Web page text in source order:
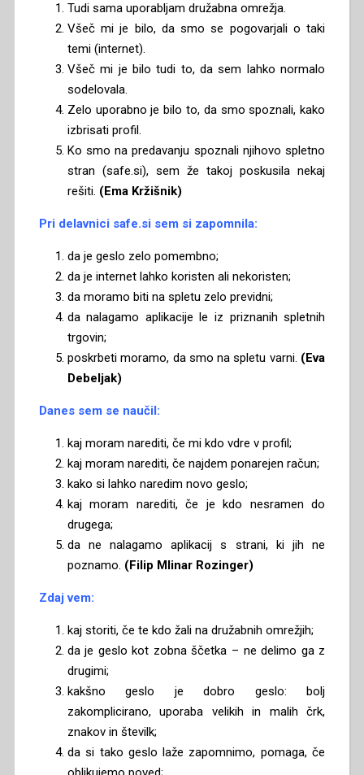
Tudi sama uporabljam družabna omrežja.
Všeč mi je bilo, da smo se pogovarjali o taki
temi (internet).
Všeč mi je bilo tudi to, da sem lahko normalo
sodelovala.
Zelo uporabno je bilo to, da smo spoznali, kako
izbrisati profil.
Ko smo na predavanju spoznali njihovo spletno
stran (safe.si), sem že takoj poskusila nekaj
rešiti. (Ema Kržišnik)
Pri delavnici safe.si sem si zapomnila:
da je geslo zelo pomembno;
da je internet lahko koristen ali nekoristen;
da moramo biti na spletu zelo previdni;
da nalagamo aplikacije le iz priznanih spletnih
trgovin;
poskrbeti moramo, da smo na spletu varni. (Eva
Debeljak)
Danes sem se naučil:
kaj moram narediti, če mi kdo vdre v profil;
kaj moram narediti, če najdem ponarejen račun;
kako si lahko naredim novo geslo;
kaj moram narediti, če je kdo nesramen do
drugega;
da ne nalagamo aplikacij s strani, ki jih ne
poznamo. (Filip Mlinar Rozinger)
Zdaj vem:
kaj storiti, če te kdo žali na družabnih omrežjih;
da je geslo kot zobna ščetka – ne delimo ga z
drugimi;
kakšno geslo je dobro geslo: bolj
zakomplicirano, uporaba velikih in malih črk,
znakov in številk;
da si tako geslo laže zapomnimo, pomaga, če